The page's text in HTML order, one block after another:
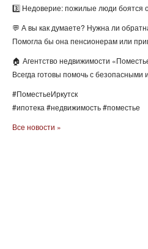
3️⃣ Недоверие: пожилые люди боятся
💬 А вы как думаете? Нужна ли
Помогла бы она пенсионерам или
🏠 Агентство недвижимости
Всегда готовы помочь с
#ПоместьеИркутск
#ипотека #недвижимость #поместье
Все новости »